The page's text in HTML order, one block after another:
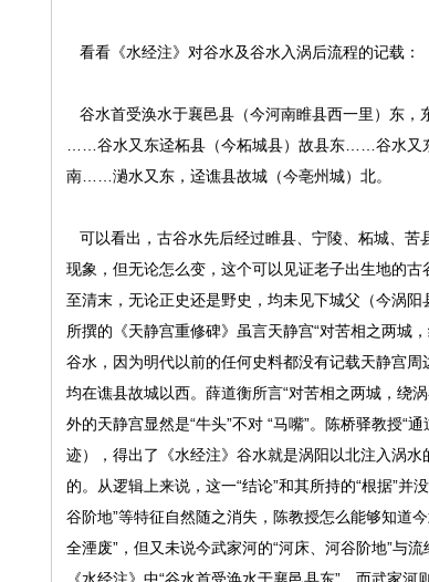
看看《水经注》对谷水及谷水入涡后流程的记载：
谷水首受涣水于襄邑县（今河南睢县西一里）东
……谷水又东迳柘县（今柘城县）故县东……谷水
南……濄水又东，迳谯县故城（今亳州城）北。
可以看出，古谷水先后经过睢县、宁陵、柘城、苦
现象，但无论怎么变，这个可以见证老子出生地的
至清末，无论正史还是野史，均未见下城父（今涡
所撰的《天静宫重修碑》虽言天静宫“对苦相之两城
谷水，因为明代以前的任何史料都没有记载天静宫
均在谯县故城以西。薛道衡所言“对苦相之两城，绕
外的天静宫显然是“牛头”不对 “马嘴”。陈桥驿教授“
迹），得出了《水经注》谷水就是涡阳以北注入涡
的。从逻辑上来说，这一“结论”和其所持的“根据”
谷阶地”等特征自然随之消失，陈教授怎么能够知道
全湮废”，但又未说今武家河的“河床、河谷阶地”与